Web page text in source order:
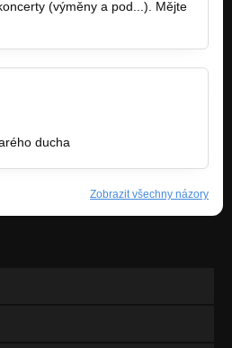
(výměny a pod...). Mějte
ducha
Zobrazit všechny názory